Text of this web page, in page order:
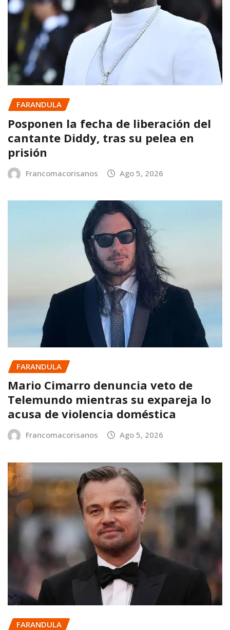
FARANDULA
Posponen la fecha de liberación del
cantante Diddy, tras su pelea en
prisión
Francomacorisanos Ago 5, 2026
FARANDULA
Mario Cimarro denuncia veto de
Telemundo mientras su expareja lo
acusa de violencia doméstica
Francomacorisanos Ago 5, 2026
FARANDULA